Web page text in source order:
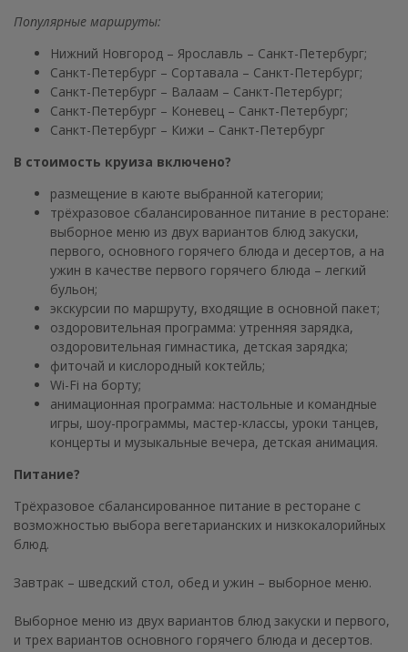
Популярные маршруты:
Нижний Новгород – Ярославль – Санкт-Петербург;
Санкт-Петербург – Сортавала – Санкт-Петербург;
Санкт-Петербург – Валаам – Санкт-Петербург;
Санкт-Петербург – Коневец – Санкт-Петербург;
Санкт-Петербург – Кижи – Санкт-Петербург
В стоимость круиза включено?
размещение в каюте выбранной категории;
трёхразовое сбалансированное питание в ресторане:
выборное меню из двух вариантов блюд закуски,
первого, основного горячего блюда и десертов, а на
ужин в качестве первого горячего блюда – легкий
бульон;
экскурсии по маршруту, входящие в основной пакет;
оздоровительная программа: утренняя зарядка,
оздоровительная гимнастика, детская зарядка;
фиточай и кислородный коктейль;
Wi-Fi на борту;
анимационная программа: настольные и командные
игры, шоу-программы, мастер-классы, уроки танцев,
концерты и музыкальные вечера, детская анимация.
Питание?
Трёхразовое сбалансированное питание в ресторане с
возможностью выбора вегетарианских и низкокалорийных
блюд.
Завтрак – шведский стол, обед и ужин – выборное меню.
Выборное меню из двух вариантов блюд закуски и первого,
и трех вариантов основного горячего блюда и десертов.